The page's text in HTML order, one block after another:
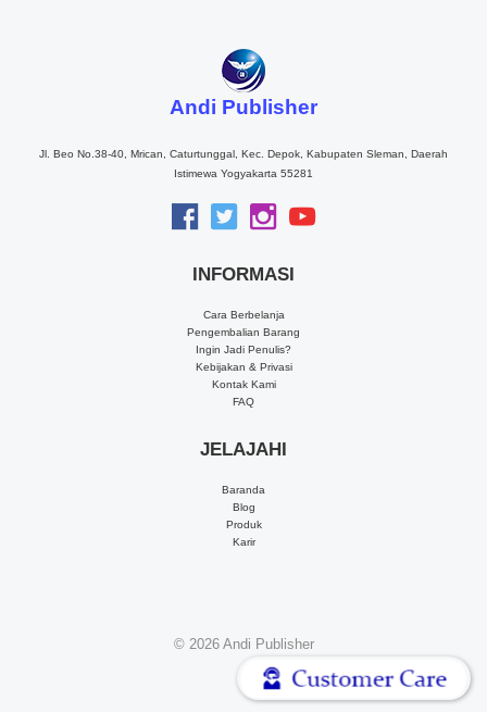
Andi Publisher
Jl. Beo No.38-40, Mrican, Caturtunggal, Kec. Depok, Kabupaten Sleman, Daerah
Istimewa Yogyakarta 55281
INFORMASI
Cara Berbelanja
Pengembalian Barang
Ingin Jadi Penulis?
Kebijakan & Privasi
Kontak Kami
FAQ
JELAJAHI
Baranda
Blog
Produk
Karir
© 2026 Andi Publisher